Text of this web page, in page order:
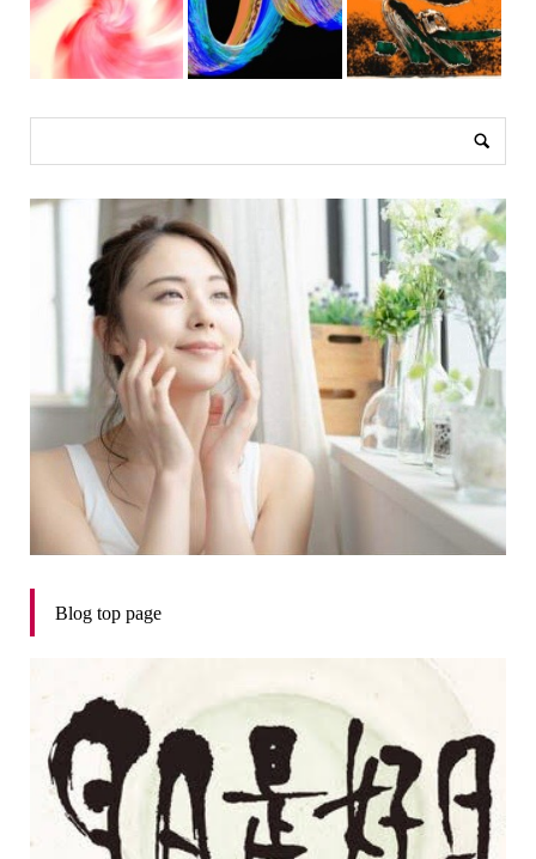
Blog top page